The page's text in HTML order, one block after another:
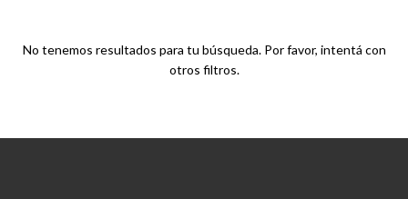
No tenemos resultados para tu búsqueda. Por favor, intentá con
otros filtros.